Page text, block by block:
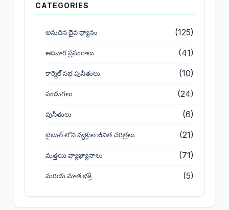
CATEGORIES
అనుదిన దైవ ధ్యానం (125)
ఆదివార ప్రసంగాలు (41)
కార్మెల్ సభ పునీతులు (10)
పండుగలు (24)
పునీతులు (6)
బైబుల్ లోని వ్యక్తుల జీవిత చరిత్రలు (21)
మత్తయి వ్యాఖ్యానాలు (71)
మరియ మాత భక్తి (5)